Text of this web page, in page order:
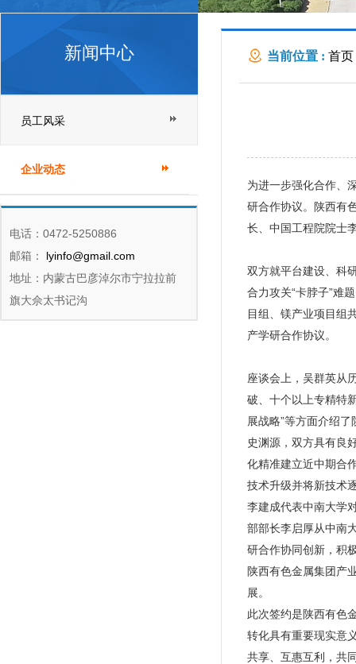
新闻中心
员工风采
企业动态
电话：0472-5250886
邮箱：
lyinfo@gmail.com
地址：内蒙古巴彦淖尔市宁拉拉前
旗大佘太书记沟
当前位置 : 首页
为进一步强化合作、
研合作协议。陕西有
长、中国工程院院士
双方就平台建设、科
合力攻关“卡脖子”难
目组、镁产业项目组
产学研合作协议。
座谈会上，吴群英从
破、十个以上专精特
展战略”等方面介绍
史渊源，双方具有良
化精准建立近中期合
技术升级并将新技术
李建成代表中南大学
部部长李启厚从中南
研合作协同创新，积
陕西有色金属集团产
展。
此次签约是陕西有色
转化具有重要现实意
共享、互惠互利，共